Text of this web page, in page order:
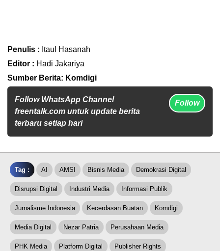
Penulis : Itaul Hasanah
Editor : Hadi Jakariya
Sumber Berita: Komdigi
Follow WhatsApp Channel
freentalk.com untuk update berita
terbaru setiap hari
Follow
Tag : AI AMSI Bisnis Media Demokrasi Digital
Disrupsi Digital Industri Media Informasi Publik
Jurnalisme Indonesia Kecerdasan Buatan Komdigi
Media Digital Nezar Patria Perusahaan Media
PHK Media Platform Digital Publisher Rights